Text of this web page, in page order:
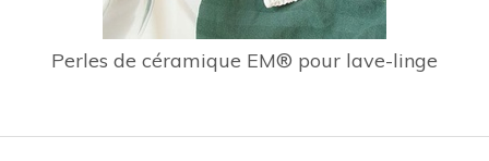
Perles de céramique EM® pour lave-linge